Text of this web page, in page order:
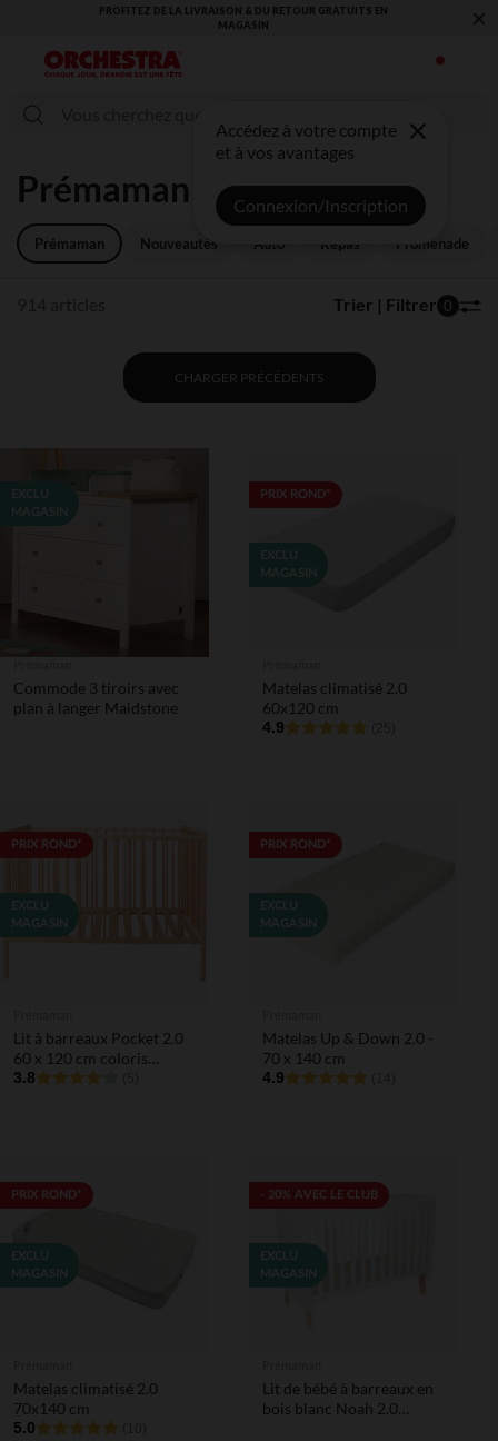
VOUS ALLEZ ADORER LA RENTRÉE ! DÉCOUVREZ LA NOUVELLE
COLLECTION !
×
Accédez à votre compte
et à vos avantages
Connexion/Inscription
Prémaman
Prémaman Nouveautés Auto Repas Promenade
Trier | Filtrer 0
CHARGER PRÉCÉDENTS
EXCLU
MAGASIN
Commode 3 tiroirs avec
plan à langer Maidstone
PRIX ROND*
EXCLU
MAGASIN
Matelas climatisé 2.0
60x120 cm
4.9
PRIX ROND*
EXCLU
MAGASIN
Lit à barreaux Pocket 2.0
60 x 120 cm coloris
naturel
3.8
PRIX ROND*
EXCLU
MAGASIN
Matelas Up & Down 2.0 -
70 x 140 cm
4.9
PRIX ROND*
EXCLU
MAGASIN
Matelas climatisé 2.0
70x140 cm
5.0
- 20% AVEC LE CLUB
EXCLU
MAGASIN
Lit de bébé à barreaux en
bois blanc Noah 2.0